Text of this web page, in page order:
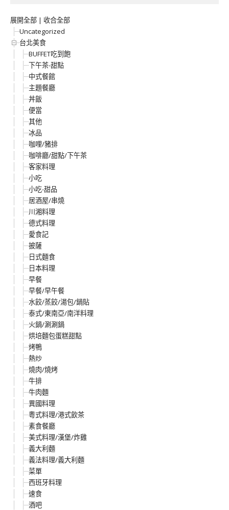
展開全部 | 收合全部
Uncategorized
台北美食
BUFFET吃到飽
下午茶-甜點
中式餐館
主題餐廳
丼飯
便當
其他
冰品
咖哩/豬排
咖啡廳/甜點/下午茶
客家料理
小吃
小吃-甜品
居酒屋/串燒
川湘料理
德式料理
愛食記
披薩
日式麵食
日本料理
早餐
早餐/早午餐
水餃/蒸餃/湯包/鍋貼
泰式/東南亞/南洋料理
火鍋/涮涮鍋
烘培麵包蛋糕甜點
烤鴨
熱炒
燒肉/燒烤
牛排
牛肉麵
異國料理
粵式料理/港式飲茶
素食餐廳
美式料理/漢堡/炸雞
義大利麵
義法料理/義大利麵
菜單
西班牙料理
速食
酒吧